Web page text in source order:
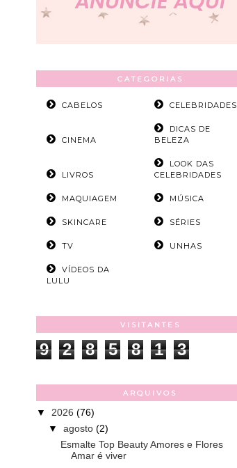
CATEGORIAS
CABELOS CELEBRIDADES
CINEMA
DICAS DE
BELEZA
LIVROS
LOOK DAS
CELEBRIDADES
MAQUIAGEM MÚSICA
SKINCARE SÉRIES
TV UNHAS
VÍDEOS DA
LULU
VISITANTES
9 2 8 5 8 1 3
ARQUIVOS
▼ 2026 (76)
▼ agosto (2)
Esmalte Top Beauty Amores e Flores
Amar é viver